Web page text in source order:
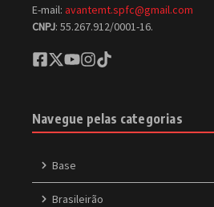
E-mail: avantemt.spfc@gmail.com
CNPJ: 55.267.912/0001-16.
Navegue pelas categorias
Base
Brasileirão